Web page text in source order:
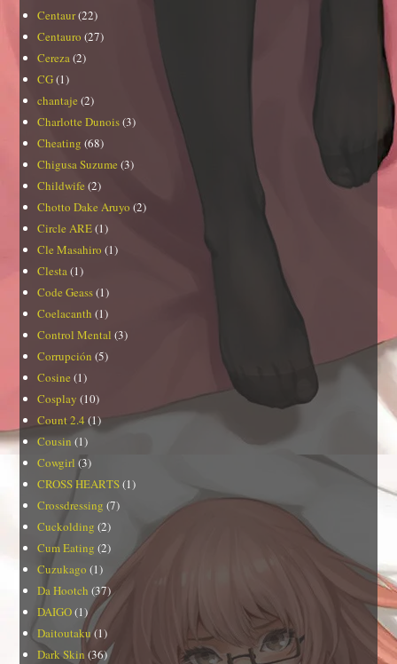
Centaur(22)
Centauro (27)
Cereza(2)
CG(1)
chantaje (2)
Charlotte Dunois(3)
Cheating (68)
Chigusa Suzume (3)
Childwife (2)
Chotto Dake Aruyo (2)
Circle ARE(1)
Cle Masahiro (1)
Clesta(1)
Code Geass(1)
Coelacanth (1)
Control Mental (3)
Corrupción (5)
Cosine (1)
Cosplay (10)
Count 2.4 (1)
Cousin (1)
Cowgirl (3)
CROSS HEARTS(1)
Crossdressing (7)
Cuckolding (2)
Cum Eating (2)
Cuzukago (1)
Da Hootch (37)
DAIGO(1)
Daitoutaku(1)
Dark Skin (36)